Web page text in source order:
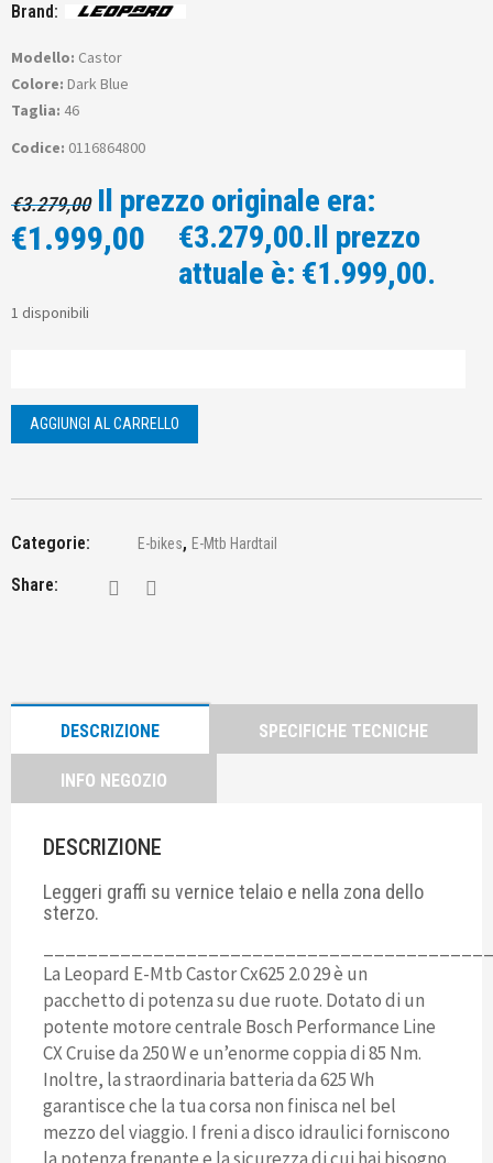
Brand:
Modello: Castor
Colore: Dark Blue
Taglia: 46
Codice: 0116864800
€3.279,00 Il prezzo originale era:
€3.279,00.
€1.999,00
Il prezzo
attuale è: €1.999,00.
1 disponibili
AGGIUNGI AL CARRELLO
Categorie: E-bikes, E-Mtb Hardtail
Share:
DESCRIZIONE SPECIFICHE TECNICHE
INFO NEGOZIO
DESCRIZIONE
Leggeri graffi su vernice telaio e nella zona dello
sterzo.
La Leopard E-Mtb Castor Cx625 2.0 29 è un
pacchetto di potenza su due ruote. Dotato di un
potente motore centrale Bosch Performance Line
CX Cruise da 250 W e un’enorme coppia di 85 Nm.
Inoltre, la straordinaria batteria da 625 Wh
garantisce che la tua corsa non finisca nel bel
mezzo del viaggio. I freni a disco idraulici forniscono